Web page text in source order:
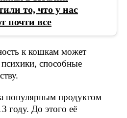
то, что у нас
почти все
к кошкам может
способные
популярным продуктом
году. До этого её